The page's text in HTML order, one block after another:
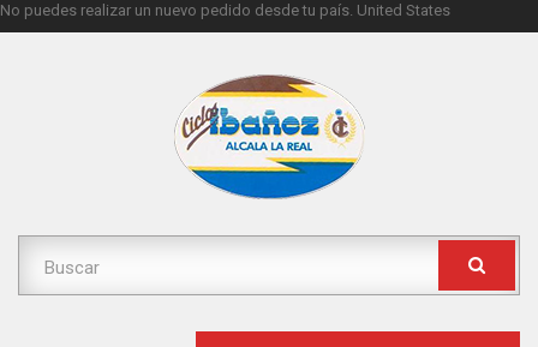
No puedes realizar un nuevo pedido desde tu país. United States